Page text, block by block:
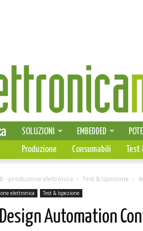
SOLUZIONI EMBEDDED
PCB
Produzione Consumabili
- produzione elettronica Test & Ispezione
elettronica Test & Ispezione
Automation